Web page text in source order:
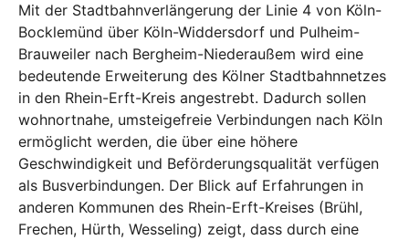
Mit der Stadtbahnverlängerung der Linie 4 von Köln-
Bocklemünd über Köln-Widdersdorf und Pulheim-
Brauweiler nach Bergheim-Niederaußem wird eine
bedeutende Erweiterung des Kölner Stadtbahnnetzes
in den Rhein-Erft-Kreis angestrebt. Dadurch sollen
wohnortnahe, umsteigefreie Verbindungen nach Köln
ermöglicht werden, die über eine höhere
Geschwindigkeit und Beförderungsqualität verfügen
als Busverbindungen. Der Blick auf Erfahrungen in
anderen Kommunen des Rhein-Erft-Kreises (Brühl,
Frechen, Hürth, Wesseling) zeigt, dass durch eine